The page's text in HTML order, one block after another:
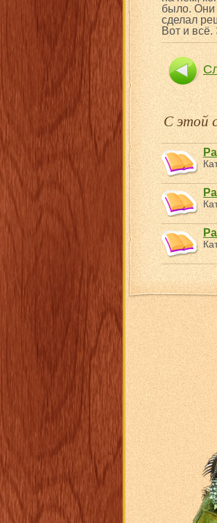
было. Они
сделал
Вот и всё.
С этой